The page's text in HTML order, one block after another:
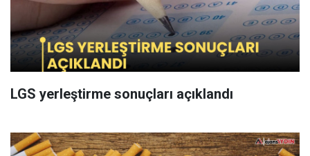
LGS yerleştirme sonuçları açıklandı